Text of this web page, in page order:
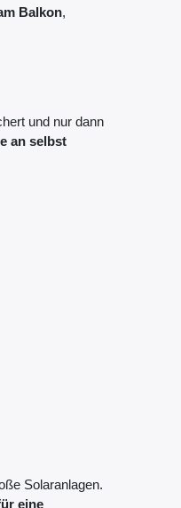
Balkon,
und nur dann
an selbst
Solaranlagen.
eine